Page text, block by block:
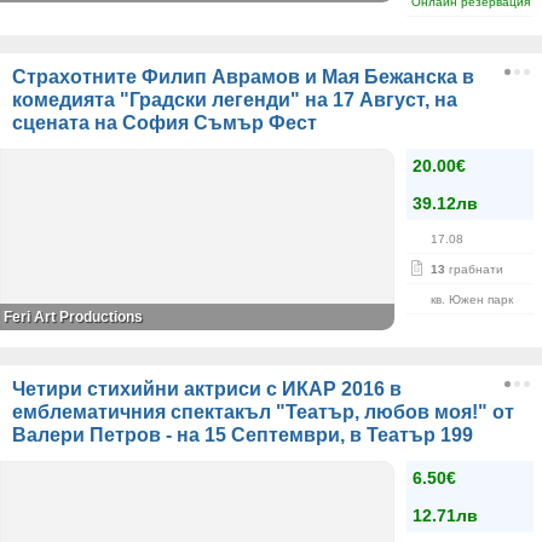
Страхотните Филип Аврамов и Мая Бежанска в
комедията "Градски легенди" на 17 Август, на
сцената на София Съмър Фест
20.00€
39.12лв
17.08
13 грабнати
кв. Южен парк
Feri Art Productions
Четири стихийни актриси с ИКАР 2016 в
емблематичния спектакъл "Театър, любов моя!" от
Валери Петров - на 15 Септември, в Театър 199
6.50€
12.71лв